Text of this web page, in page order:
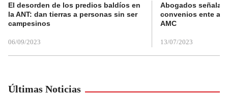
El desorden de los predios baldíos en
la ANT: dan tierras a personas sin ser
campesinos
06/09/2023
Abogados
convenios ente
AMC
13/07/2023
Últimas Noticias